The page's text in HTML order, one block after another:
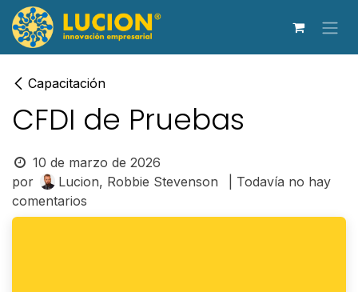
Ir al contenido
Capacitación
CFDI de Pruebas
10 de marzo de 2026
por
Lucion, Robbie Stevenson
| Todavía no hay
comentarios